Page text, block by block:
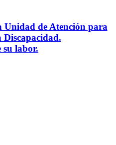
de Atención para
Discapacidad.
su labor.